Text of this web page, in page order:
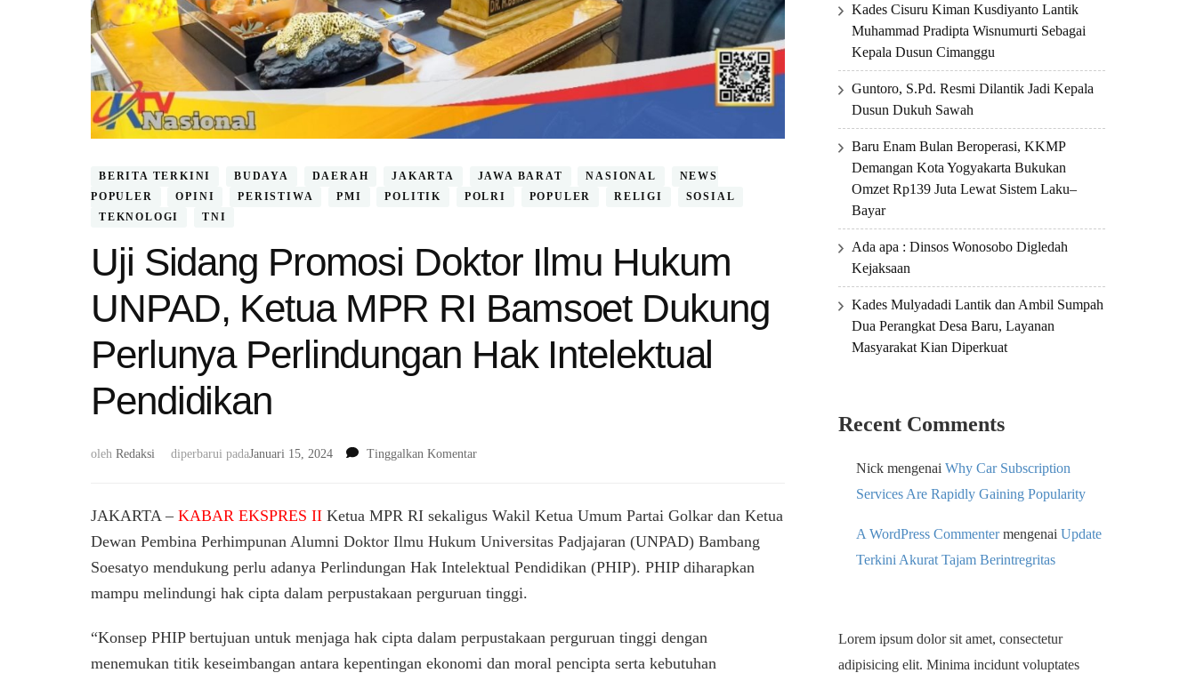
BERITA TERKINI BUDAYA DAERAH JAKARTA JAWA BARAT NASIONAL
NEWS
POPULER
OPINI PERISTIWA PMI POLITIK POLRI POPULER RELIGI
SOSIAL
TEKNOLOGI
TNI
Uji Sidang Promosi Doktor Ilmu Hukum
UNPAD, Ketua MPR RI Bamsoet Dukung
Perlunya Perlindungan Hak Intelektual
Pendidikan
oleh Redaksi diperbarui padaJanuari 15, 2024 Tinggalkan Komentarpada
Promosi
Ilmu
Hukum
Ketua
RI
Bamsoet
JAKARTA – KABAR EKSPRES II Ketua MPR RI sekaligus Wakil Ketua Umum Partai Golkar dan Ketua
Dewan Pembina Perhimpunan Alumni Doktor Ilmu Hukum Universitas Padjajaran (UNPAD) Bambang
Soesatyo mendukung perlu adanya Perlindungan Hak Intelektual Pendidikan (PHIP). PHIP diharapkan
mampu melindungi hak cipta dalam perpustakaan perguruan tinggi.
“Konsep PHIP bertujuan untuk menjaga hak cipta dalam perpustakaan perguruan tinggi dengan
menemukan titik keseimbangan antara kepentingan ekonomi dan moral pencipta serta kebutuhan
Kades Cisuru Kiman Kusdiyanto Lantik
Muhammad Pradipta Wisnumurti Sebagai
Kepala Dusun Cimanggu
Guntoro, S.Pd. Resmi Dilantik Jadi Kepala
Dusun Dukuh Sawah
Baru Enam Bulan Beroperasi, KKMP
Demangan Kota Yogyakarta Bukukan
Omzet Rp139 Juta Lewat Sistem Laku–
Bayar
Ada apa : Dinsos Wonosobo Digledah
Kejaksaan
Kades Mulyadadi Lantik dan Ambil Sumpah
Dua Perangkat Desa Baru, Layanan
Masyarakat Kian Diperkuat
Recent Comments
Nick mengenai Why Car Subscription
Services Are Rapidly Gaining Popularity
A WordPress Commentermengenai Update
Terkini Akurat Tajam Berintregritas
Lorem ipsum dolor sit amet, consectetur
adipisicing elit. Minima incidunt voluptates